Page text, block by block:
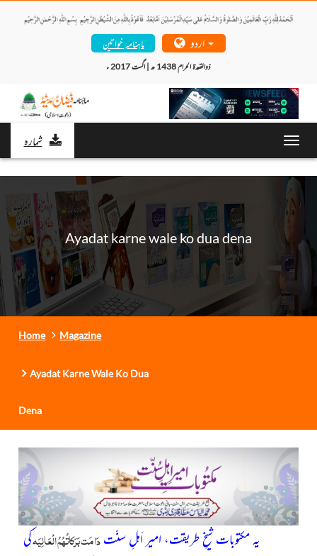
ماہنامہ خواتین
ذوالقعدۃ الحرام 1438 ھ | اگست 2017 ء
شمارہ
Ayadat karne wale ko dua dena
Home Magazine
Ayadat Karne Wale Ko Dua
Dena
یہ مکتوبات شیخِ طریقت، امیر اَہلِ سنّتدَامَت بَرَکاتُہُمُ الْعَالِیَہکی